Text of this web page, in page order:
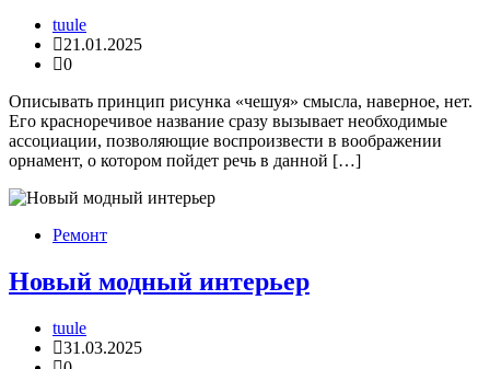
tuule
21.01.2025
0
Описывать принцип рисунка «чешуя» смысла, наверное, нет.
Его красноречивое название сразу вызывает необходимые
ассоциации, позволяющие воспроизвести в воображении
орнамент, о котором пойдет речь в данной […]
Ремонт
Новый модный интерьер
tuule
31.03.2025